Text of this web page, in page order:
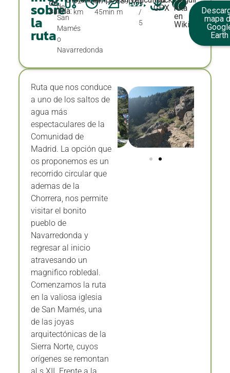
sobre
la
ruta
salida:
de
San
Mamés
Navarredonda
km
45min m
/
5
GPX ruta
en
Wikiloc
mapa
Earth
Ruta que nos conduce
a uno de los saltos de
agua más
espectaculares de la
Comunidad de
Madrid. La opción que
os proponemos es un
recorrido circular que
ademas de la
Chorrera, nos permite
visitar el bonito
pueblo de
Navarredonda y
regresar al inicio
atravesando un
magnifico robledal.
Comenzamos la ruta
en la valiosa iglesia
de San Mamés, una
de las joyas
arquitectónicas de la
Sierra Norte, cuyos
orígenes se remontan
al s.XII. Frente a la